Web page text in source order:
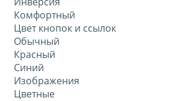
Комфортный
Цвет кнопок и ссылок
Обычный
Красный
Синий
Изображения
Цветные